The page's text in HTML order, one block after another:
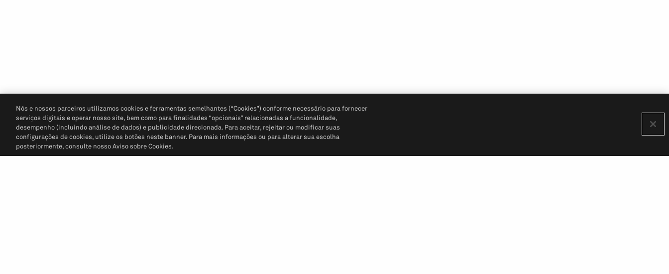
Nós e nossos parceiros utilizamos cookies e ferramentas semelhantes (“Cookies”) conforme necessário para fornecer
serviços digitais e operar nosso site, bem como para finalidades “opcionais” relacionadas a funcionalidade,
desempenho (incluindo análise de dados) e publicidade direcionada. Para aceitar, rejeitar ou modificar suas
configurações de cookies, utilize os botões neste banner. Para mais informações ou para alterar sua escolha
posteriormente, consulte nosso Aviso sobre Cookies.